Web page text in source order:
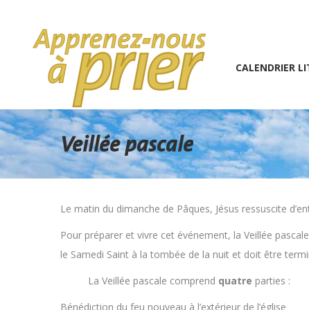
CALENDRIER
Veillée pascale
Le matin du dimanche de Pâques, Jésus ressuscite
Pour préparer et vivre cet événement, la Veillée
le Samedi Saint à la tombée de la nuit et doit être
La Veillée pascale comprend quatre parties :
Bénédiction du feu nouveau à l’extérieur de l’église